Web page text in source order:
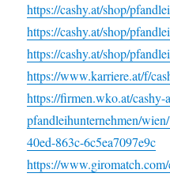
https://cashy.at/shop/
https://cashy.at/shop/
https://cashy.at/shop/
https://www.karriere.at/f/
https://firmen.wko.at/cashy-
pfandleihunternehmen/
40ed-863c-6c5ea7097e9c
https://